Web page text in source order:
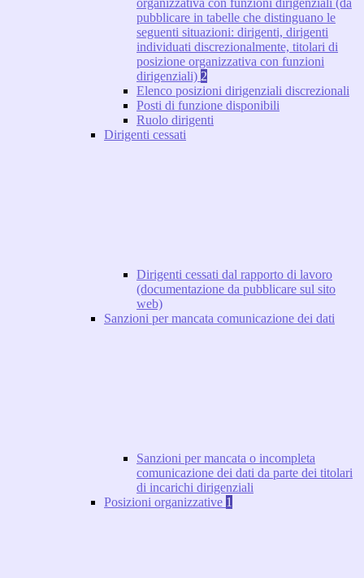
organizzativa con funzioni dirigenziali (da
pubblicare in tabelle che distinguano le
seguenti situazioni: dirigenti, dirigenti
individuati discrezionalmente, titolari di
posizione organizzativa con funzioni
dirigenziali) 2
Elenco posizioni dirigenziali discrezionali
Posti di funzione disponibili
Ruolo dirigenti
Dirigenti cessati
Dirigenti cessati dal rapporto di lavoro
(documentazione da pubblicare sul sito
web)
Sanzioni per mancata comunicazione dei dati
Sanzioni per mancata o incompleta
comunicazione dei dati da parte dei titolari
di incarichi dirigenziali
Posizioni organizzative 1